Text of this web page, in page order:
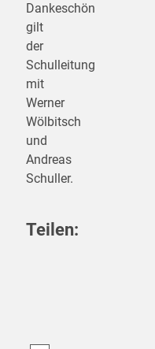
Dankeschön
gilt
der
Schulleitung
mit
Werner
Wölbitsch
und
Andreas
Schuller.
Teilen: